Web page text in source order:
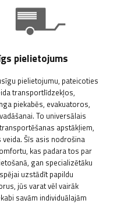
pielietojums
pielietojumu, pateicoties
transportlīdzekļos,
piekabēs, evakuatoros,
To universālais
apstākļiem,
Šīs asis nodrošina
kas padara tos par
gan specializētāku
uzstādīt papildu
jūs varat vēl vairāk
savām individuālajām